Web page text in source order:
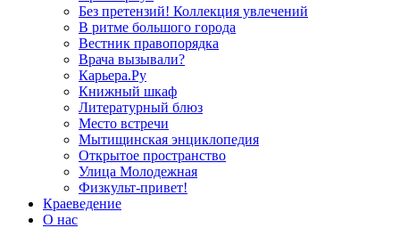
Без претензий! Коллекция увлечений
В ритме большого города
Вестник правопорядка
Врача вызывали?
Карьера.Ру
Книжный шкаф
Литературный блюз
Место встречи
Мытищинская энциклопедия
Открытое пространство
Улица Молодежная
Физкульт-привет!
Краеведение
О нас